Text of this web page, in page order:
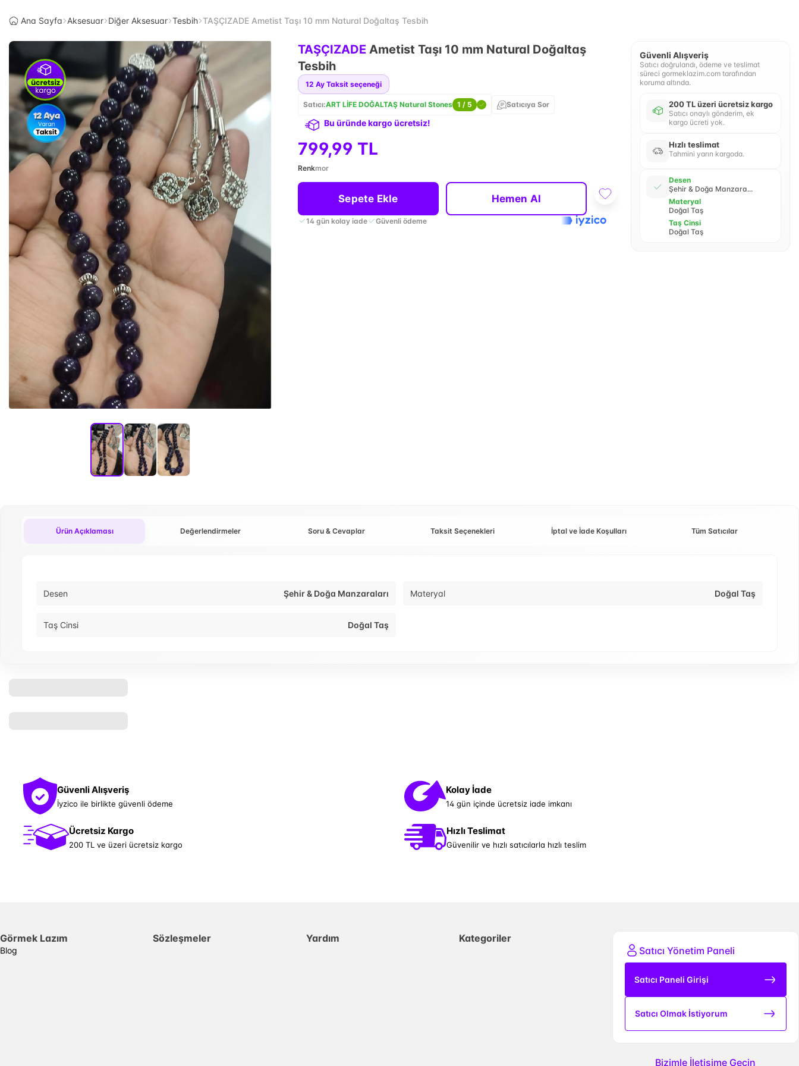
Ana Sayfa Aksesuar Diğer Aksesuar Tesbih TAŞÇIZADE Ametist Taşı 10 mm Natural Doğaltaş Tesbih
TAŞÇIZADE Ametist Taşı 10 mm Natural Doğaltaş
Tesbih
12 Ay Taksit seçeneği
Satıcı:ART LİFE DOĞALTAŞ Natural Stones 1 / 5 Satıcıya Sor
Bu üründe kargo ücretsiz!
799,99 TL
Renkmor
Sepete Ekle Hemen Al
14 gün kolay iade Güvenli ödeme
Güvenli Alışveriş
Satıcı doğrulandı, ödeme ve teslimat
süreci gormeklazim.com tarafından
koruma altında.
200 TL üzeri ücretsiz kargo
Satıcı onaylı gönderim, ek
kargo ücreti yok.
Hızlı teslimat
Tahmini yarın kargoda.
Desen
Şehir & Doğa Manzara...
Materyal
Doğal Taş
Taş Cinsi
Doğal Taş
Ürün Açıklaması Değerlendirmeler Soru & Cevaplar Taksit Seçenekleri İptal ve İade Koşulları Tüm Satıcılar
Desen Şehir & Doğa Manzaraları Materyal Doğal Taş
Taş Cinsi Doğal Taş
Güvenli Alışveriş
İyzico ile birlikte güvenli ödeme
Kolay İade
14 gün içinde ücretsiz iade imkanı
Ücretsiz Kargo
200 TL ve üzeri ücretsiz kargo
Hızlı Teslimat
Güvenilir ve hızlı satıcılarla hızlı teslim
Görmek Lazım
Blog
Sözleşmeler Yardım
Kategoriler
Satıcı Yönetim Paneli
Satıcı Paneli Girişi
Satıcı Olmak İstiyorum
Bizimle İletişime Geçin